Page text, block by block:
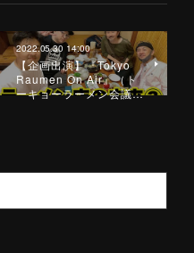
2022.05.30 14:00
【企画出演】『Tokyo
Raumen On Air』（ト
ーキョーラーメン会議…